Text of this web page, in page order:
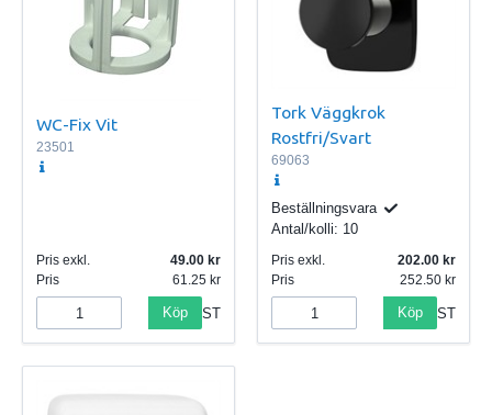
WC-Fix Vit
23501
Pris exkl.
49.00
Pris
61.25
Köp ST
Tork Väggkrok
Rostfri/Svart
69063
Beställningsvara
Antal/kolli: 10
Pris exkl.
202.00
Pris
252.50
Köp ST